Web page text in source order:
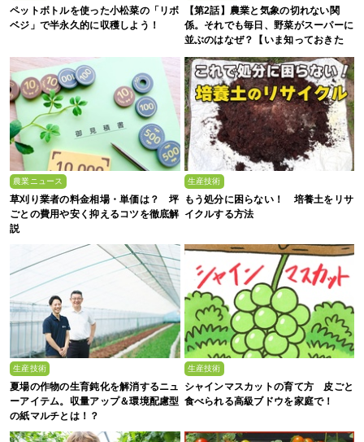
ペットボトルを使った小松菜の「リボ
ベジ」で半永久的に収穫しよう！
【第2話】農業と気象の切れない関
係。それでも毎日、野菜がスーパーに
並ぶのはなぜ？【いま知っておきた
い、これからの”食”の話】
農業ニュース
草刈り業者の料金相場・単価は？ 坪
ごとの費用や安く抑えるコツを徹底解
説
生産技術
もう処分に困らない！ 培養土をリサ
イクルする方法
生産技術
夏場の作物の生育鈍化を解消するニュ
ーアイテム。収量アップ＆環境配慮型
の紙マルチとは！？
生産技術
シャインマスカットの育て方 皮ごと
食べられる高級ブドウを家庭で！